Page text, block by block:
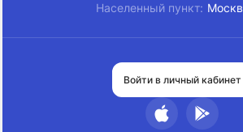
Населенный пункт:
Войти в личный кабинет